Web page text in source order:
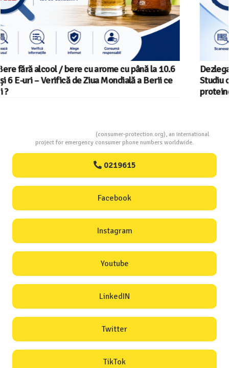
Dezlegare la pește în Postul Adormirii Maicii Domnului !
Studiu comparativ – Ton în suc propriu : până la 27 g
(consumer-protection.org), an international
project for emergency consumer phone numbers worldwide.
0219615
Facebook
Instagram
Youtube
LinkedIN
Twitter
TikTok